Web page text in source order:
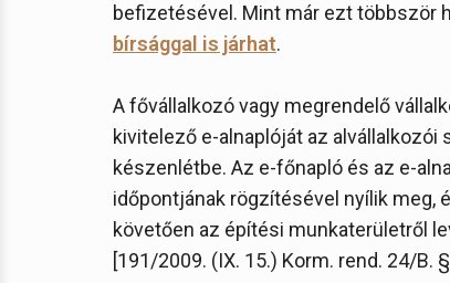
befizetésével. Mint már ezt többször
bírsággal is járhat.
A fővállalkozó vagy megrendelő
kivitelező e-alnaplóját az
készenlétbe. Az e-főnapló és az e-
időpontjának rögzítésével nyílik
követően az építési munkaterületről
[191/2009. (IX. 15.) Korm. rend. 24/B.